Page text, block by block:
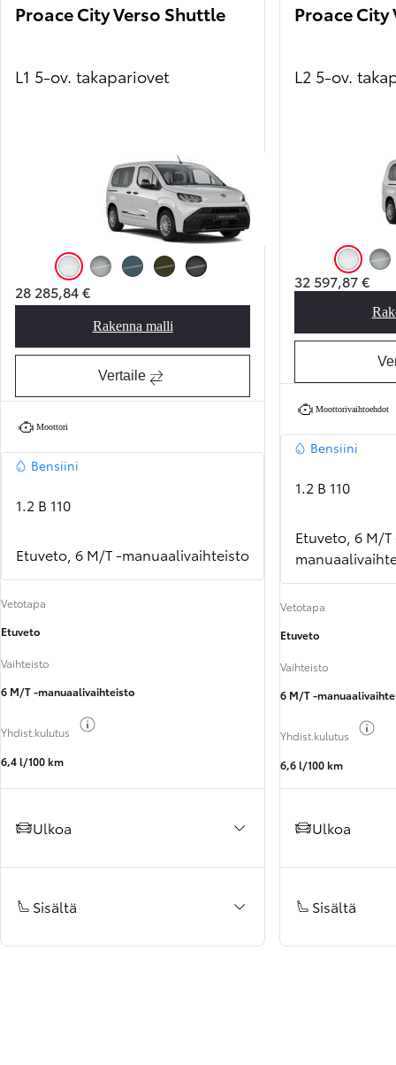
Proace City Verso Shuttle
L1 5-ov. takapariovet
Icy White (EPR)
28 285,84 €
Rakenna malliProace City Verso Shuttle
Vertaile
Moottori
Bensiini
1.2 B 110
Etuveto, 6 M/T -manuaalivaihteisto
Vetotapa
Etuveto
Vaihteisto
6 M/T -manuaalivaihteisto
Yhdist.kulutus
6,4 l/100 km
Ulkoa
Sisältä
Proace
L2 5-ov.
Icy White
32 597,87 €
Moottorivaihtoehdot
Bensiini
1.2 B 110
Etuveto, 6 M/T
Vetotapa
Etuveto
Vaihteisto
6 M/T -
Yhdist.kulutus
6,6 l/100 km
Ulkoa
Sisältä